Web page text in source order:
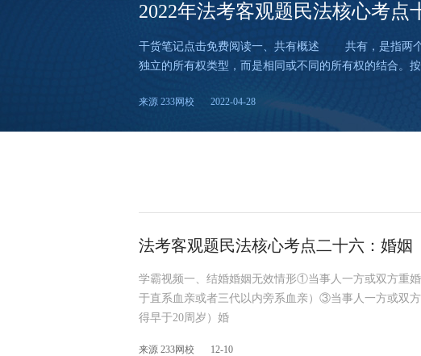
2022年法考客观题民法核心考点
干货笔记点击免费阅读一、共有概述 共有，是指两个
独立的所有权类型，而是相同或不同的所有权的结合。
来源 233网校 2022-04-28
法考客观题民法核心考点二十六：婚姻
学霸视频一、结婚婚姻无效情形①当事人一方或双方重
于直系血亲或者三代以内旁系血亲）③当事人一方或双
得早于20周岁）婚
来源 233网校 12-10